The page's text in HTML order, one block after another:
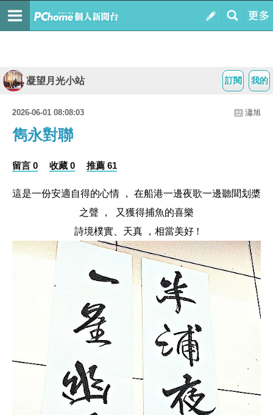
我的
訂閱
凝望月光小站
2026-06-01 08:08:03 瀟旭
雋永對聯
留言 0 收藏 0 推薦 61
這是一份安適自得的心情 ， 在船港一邊夜歌一邊聽聞划槳
之聲 ， 又獲得捕魚的喜樂
詩境樸實、天真 ，相當美好 !